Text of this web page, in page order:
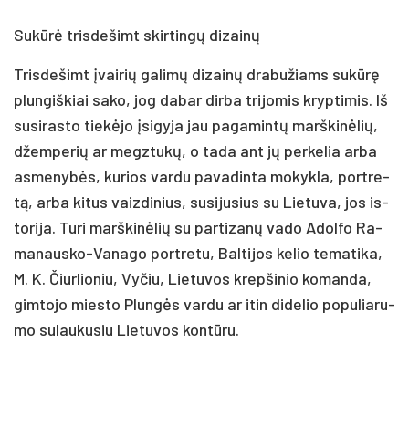
Su­kū­rė tris­de­šimt skir­tin­gų di­zai­nų
Tris­de­šimt įvai­rių ga­li­mų di­zai­nų dra­bu­žiams su­kū­rę
plun­giš­kiai sa­ko, jog da­bar dir­ba tri­jo­mis kryp­ti­mis. Iš
su­si­ras­to tie­kė­jo įsi­gy­ja jau pa­ga­min­tų marš­ki­nė­lių,
džem­pe­rių ar megz­tu­kų, o ta­da ant jų per­ke­lia ar­ba
as­me­ny­bės, ku­rios var­du pa­va­din­ta mo­kyk­la, po­rtre­
tą, ar­ba ki­tus vaiz­di­nius, su­si­ju­sius su Lie­tu­va, jos is­
to­ri­ja. Tu­ri marš­ki­nė­lių su par­ti­za­nų va­do Adol­fo Ra­
ma­naus­ko-Va­na­go po­rtre­tu, Bal­ti­jos ke­lio te­ma­ti­ka,
M. K. Čiur­lio­niu, Vy­čiu, Lie­tu­vos krep­ši­nio ko­man­da,
gim­to­jo mies­to Plun­gės var­du ar itin di­de­lio po­pu­lia­ru­
mo su­lau­ku­siu Lie­tu­vos kon­tū­ru.